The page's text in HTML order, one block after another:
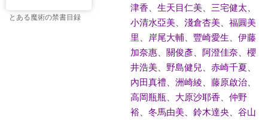
とある魔術の禁書目録
津香
生天目仁美、 三宅健太
小清水亞美、 淺倉杏美、 福圓美
里
岸尾大輔、 豐崎愛生
伊藤
加奈惠、 關俊彥、 阿澄佳奈
櫻
井浩美、 野島健兒 赤崎千夏
內田真禮
洲崎綾 藤原啟治、
高岡瓶瓶
大原沙耶香
仲野
裕、 冬馬由美、 鈴木達央、 谷山